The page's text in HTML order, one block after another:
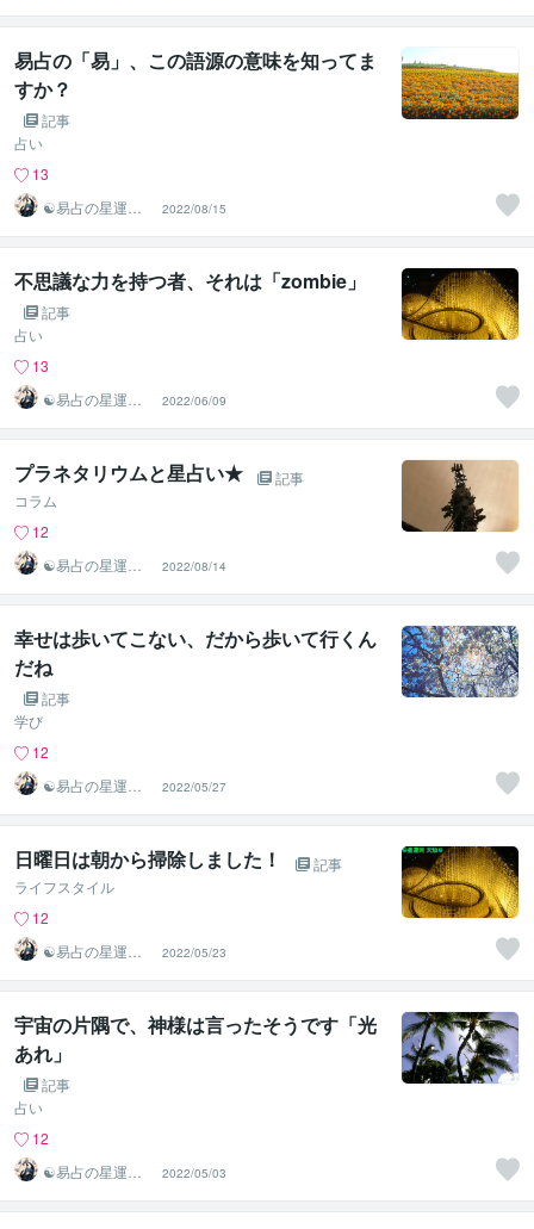
易占の「易」、この語源の意味を知ってま
すか？
記事
占い
13
☯易占の星運河
2022/08/15
不思議な力を持つ者、それは「zombie」
記事
占い
13
☯易占の星運河
2022/06/09
プラネタリウムと星占い★
記事
コラム
12
☯易占の星運河
2022/08/14
幸せは歩いてこない、だから歩いて行くん
だね
記事
学び
12
☯易占の星運河
2022/05/27
日曜日は朝から掃除しました！
記事
ライフスタイル
12
☯易占の星運河
2022/05/23
宇宙の片隅で、神様は言ったそうです「光
あれ」
記事
占い
12
☯易占の星運河
2022/05/03